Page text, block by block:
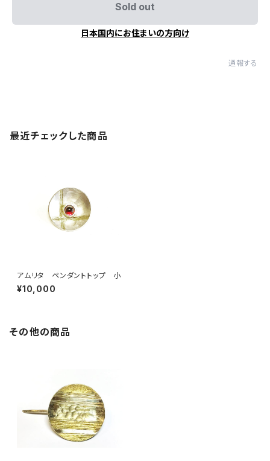
Sold out
日本国内にお住まいの方向け
通報する
最近チェックした商品
アムリタ ペンダントトップ 小
¥10,000
その他の商品